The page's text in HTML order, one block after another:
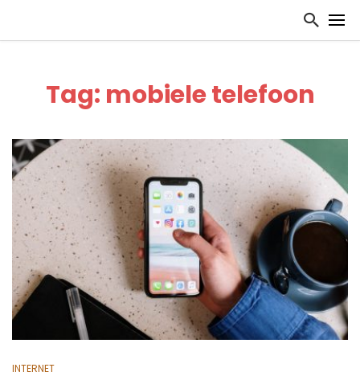
Tag: mobiele telefoon
INTERNET